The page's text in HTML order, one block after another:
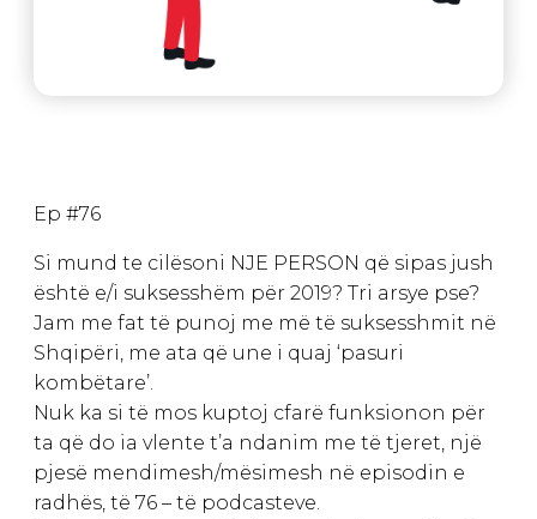
Ep #76
Si mund te cilësoni NJE PERSON që sipas jush
është e/i suksesshëm për 2019? Tri arsye pse?
Jam me fat të punoj me më të suksesshmit në
Shqipëri, me ata që une i quaj ‘pasuri
kombëtare’.
Nuk ka si të mos kuptoj cfarë funksionon për
ta që do ia vlente t’a ndanim me të tjeret, një
pjesë mendimesh/mësimesh në episodin e
radhës, të 76 – të podcasteve.